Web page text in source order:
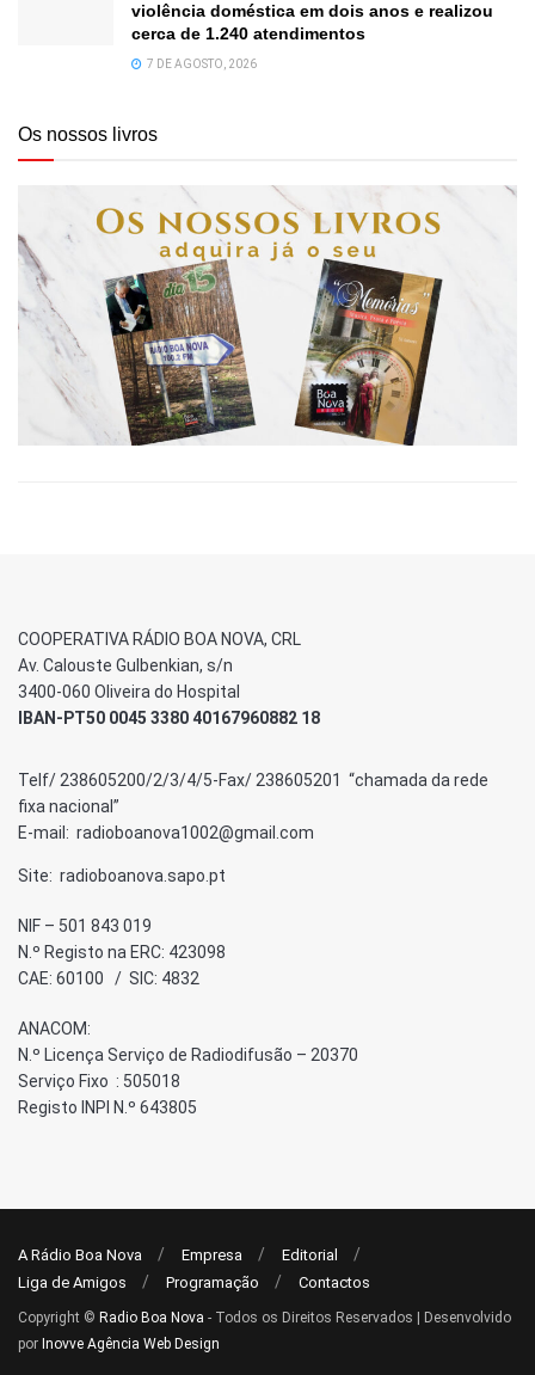
violência doméstica em dois anos e realizou
cerca de 1.240 atendimentos
7 DE AGOSTO, 2026
Os nossos livros
COOPERATIVA RÁDIO BOA NOVA, CRL
Av. Calouste Gulbenkian, s/n
3400-060 Oliveira do Hospital
IBAN-PT50 0045 3380 40167960882 18
Telf/ 238605200/2/3/4/5-Fax/ 238605201 “chamada da rede
fixa nacional”
E-mail: radioboanova1002@gmail.com
Site: radioboanova.sapo.pt
NIF – 501 843 019
N.º Registo na ERC: 423098
CAE: 60100 / SIC: 4832
ANACOM:
N.º Licença Serviço de Radiodifusão – 20370
Serviço Fixo : 505018
Registo INPI N.º 643805
A Rádio Boa Nova Empresa
Editorial
Liga de Amigos
Programação Contactos
Copyright © Radio Boa Nova - Todos os Direitos Reservados | Desenvolvido
por Inovve Agência Web Design